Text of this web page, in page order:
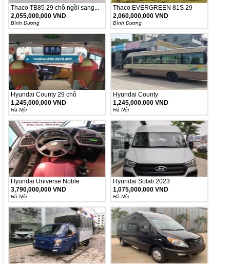
Thaco TB85 29 chỗ ngồi sang...
2,055,000,000 VND
Bình Dương
Thaco EVERGREEN 81S 29
chỗ...
2,060,000,000 VND
Bình Dương
Hyundai County 29 chỗ
1,245,000,000 VND
Hà Nội
Hyundai County
1,245,000,000 VND
Hà Nội
Hyundai Universe Noble
3,790,000,000 VND
Hà Nội
Hyundai Solati 2023
1,075,000,000 VND
Hà Nội